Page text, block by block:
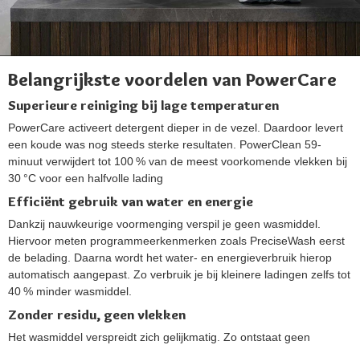
Belangrijkste voordelen van PowerCare
Superieure reiniging bij lage temperaturen
PowerCare activeert detergent dieper in de vezel. Daardoor levert
een koude was nog steeds sterke resultaten. PowerClean 59-
minuut verwijdert tot 100 % van de meest voorkomende vlekken bij
30 °C voor een halfvolle lading
Efficiënt gebruik van water en energie
Dankzij nauwkeurige voormenging verspil je geen wasmiddel.
Hiervoor meten programmeerkenmerken zoals PreciseWash eerst
de belading. Daarna wordt het water- en energieverbruik hierop
automatisch aangepast. Zo verbruik je bij kleinere ladingen zelfs tot
40 % minder wasmiddel.
Zonder residu, geen vlekken
Het wasmiddel verspreidt zich gelijkmatig. Zo ontstaat geen